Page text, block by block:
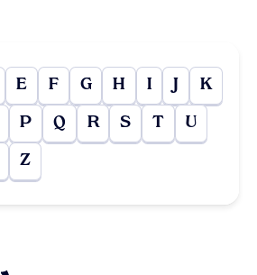
E F G H I J K
P Q R S T U
Z